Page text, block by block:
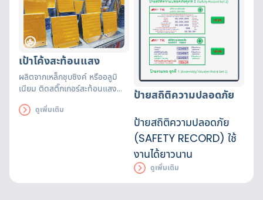
เป้าโค้งสะท้อนแสง
ผลิตจากเหล็กชุบซิงค์ หรืออลูมิ
เนียม ติดสติ๊กเกอร์สะท้อนแสง
Prismatic)
ดูเพิ่มเติม
ป้ายสถิติความปลอดภัย
ป้ายสถิติความปลอดภัย
(SAFETY RECORD) ใช้
งานได้ยาวนาน
ดูเพิ่มเติม